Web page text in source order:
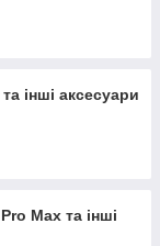
інші аксесуари
Max та інші